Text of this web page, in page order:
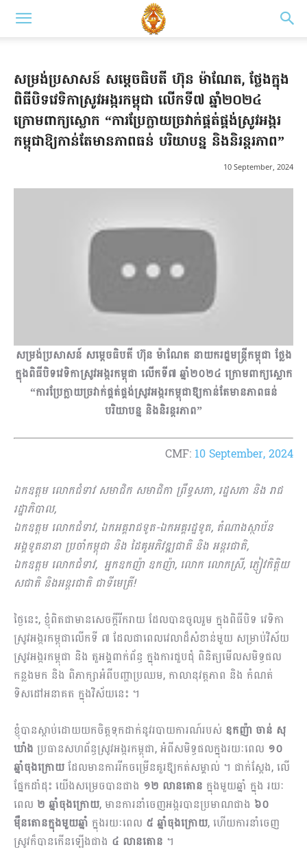
សម្រង់ប្រសាសន៍ សម្តេចធិបតី ហ៊ុន ម៉ាណែត, ថ្លែងក្នុង​
ពិធី​បិទ​វេទិកាស្រូវអង្ករកម្ពុជា លើកទី៧ ឆ្នាំ២០២៤
ក្រោមពាក្យស្លោក “ការប្រែ​ក្លាយ​ច្រវាក់​ផ្គត់​ផ្គង់ស្រូវអង្ករ
កម្ពុជាឱ្យកាន់តែមានភាពធន់ បរិយាបន្ន និងនិរន្តរភាព”
10 September, 2024
សម្រង់ប្រសាសន៍ សម្តេចធិបតី ហ៊ុន ម៉ាណែត នាយករដ្ឋមន្ត្រីកម្ពុជា ថ្លែង
ក្នុង​ពិធី​បិទ​វេទិកាស្រូវអង្ករកម្ពុជា លើកទី៧ ឆ្នាំ២០២៤ ក្រោមពាក្យស្លោក
“ការប្រែ​ក្លាយ​ច្រវាក់​ផ្គត់​ផ្គង់ស្រូវអង្ករកម្ពុជាឱ្យកាន់តែមានភាពធន់
បរិយាបន្ន និងនិរន្តរភាព”
CMF: 10 September, 2024
ឯកឧត្តម លោកជំទាវ សមាជិក សមាជិកា ព្រឹទ្ធសភា, រដ្ឋសភា និង រាជ
រដ្ឋាភិបាល,
ឯកឧត្តម លោកជំទាវ, ឯកអគ្គរាជទូត-ឯកអគ្គរដ្ឋទូត, តំណាងស្ថាប័ន
អង្គទូតនានា ប្រចាំកម្ពុជា និង ដៃគូអភិវឌ្ឍជាតិ និង អន្តរជាតិ,
ឯកឧត្តម លោកជំទាវ, អ្នកឧកញ៉ា ឧកញ៉ា, លោក លោកស្រី, ភ្ញៀវកិត្តិយ
សជាតិ និងអន្តរជាតិ ជាទីមេត្រី!
ថ្ងៃនេះ, ខ្ញុំពិតជាមានសេចក្តីរីករាយ ដែលបាន​ចូលរួម​ ក្នុង​ពិធីបិទ វេទិកា
ស្រូវអង្ករកម្ពុជាលើកទី​ ៧ ដែល​ជាពេលវេលាដ៏សំខាន់មួយ សម្រាប់វិស័យ
ស្រូវអង្ករកម្ពុជា និង តួអង្គពាក់ព័ន្ធ ​ក្នុងការជួបជុំ ពិនិត្យមើលសមិទ្ធផល
កន្លងមក​ និង ពិភាក្សាអំពីបញ្ហាប្រឈម, កាលានុវត្តភាព និង កំណត់
ទិសដៅអនាគត ក្នុងវិស័យនេះ ។
ខ្ញុំ​បាន​ស្តាប់ដោយ​យកចិត្តទុកដាក់នូវ​របាយការណ៍របស់ ឧកញ៉ា ចាន់ សុ
ឃាំង ប្រធានសហព័ន្ធស្រូវអង្ករកម្ពុជា, អំពីសមិទ្ធផលក្នុងរយៈពេល ១០
ឆ្នាំចុងក្រោយដែល​មានការរីកចម្រើនគួរឱ្យកត់សម្គាល់ ។ ជាក់ស្តែង, លើ​
ផ្នែកដាំដុះ យើងសម្រេចបានជាង ១២ លានតោន ក្នុងមួយឆ្នាំ ក្នុង រយៈ
ពេល ២ ឆ្នាំចុងក្រោយ, មាន​ការ​នាំចេញអង្ករបានប្រមាណជាង ៦០
ម៉ឺនតោនក្នុងមួយឆ្នាំ ក្នុងរយៈពេល ៥ ឆ្នាំចុងក្រោយ, ហើយ​ការនាំចេញ
ស្រូវក៏​បានកើនឡើងជាង ៤ លានតោន ។